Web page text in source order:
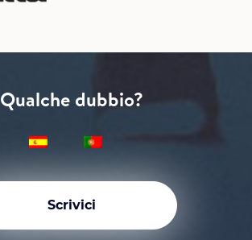
Qualche dubbio?
Scrivici